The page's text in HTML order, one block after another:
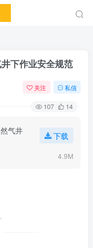
下作业安全规范
关注 私信
107 14
气井
下载
4.9M